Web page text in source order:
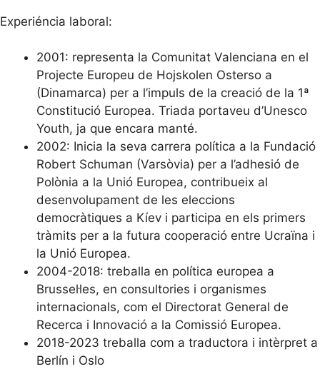
Experiéncia laboral:
2001: representa la Comunitat Valenciana en el
Projecte Europeu de Hojskolen Osterso a
(Dinamarca) per a l’impuls de la creació de la 1ª
Constitució Europea. Triada portaveu d’Unesco
Youth, ja que encara manté.
2002: Inicia la seva carrera política a la Fundació
Robert Schuman (Varsòvia) per a l’adhesió de
Polònia a la Unió Europea, contribueix al
desenvolupament de les eleccions
democràtiques a Kíev i participa en els primers
tràmits per a la futura cooperació entre Ucraïna i
la Unió Europea.
2004-2018: treballa en política europea a
Brussel·les, en consultories i organismes
internacionals, com el Directorat General de
Recerca i Innovació a la Comissió Europea.
2018-2023 treballa com a traductora i intèrpret a
Berlín i Oslo